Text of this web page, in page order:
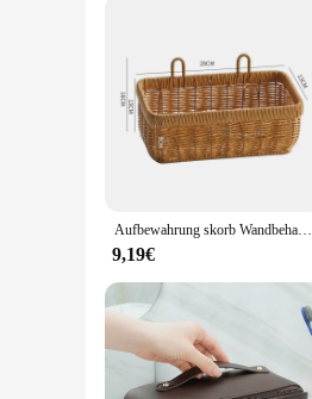
Aufbewahrung skorb Wandbehang gewebte Korb Küche Gemüse Organ zier Kleinigkeiten Veranstalter Blume Pflanze Topf Lagerung Wohnkultur
9,19€